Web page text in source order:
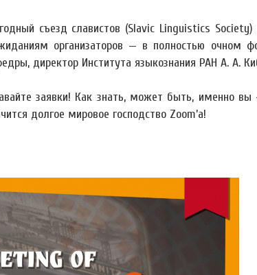
съезд славистов (Slavic Linguistics Society)
организаторов — в полностью очном
директор Института языкознания РАН А. А.
заявки! Как знать, может быть, именно
долгое мировое господство Zoom’а!